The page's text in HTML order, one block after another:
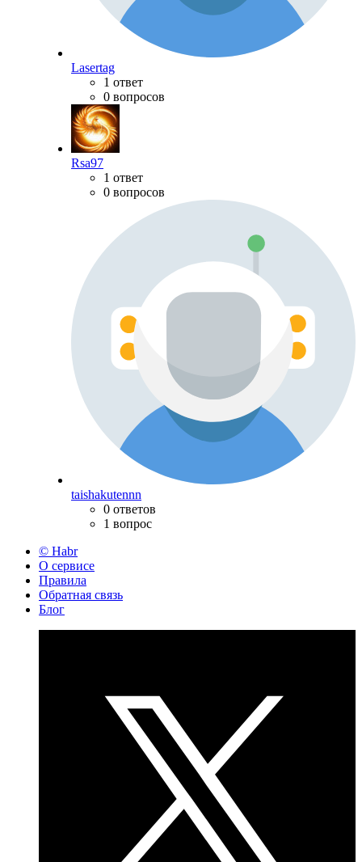
Lasertag
1 ответ
0 вопросов
Rsa97
1 ответ
0 вопросов
taishakutennn
0 ответов
1 вопрос
© Habr
О сервисе
Правила
Обратная связь
Блог